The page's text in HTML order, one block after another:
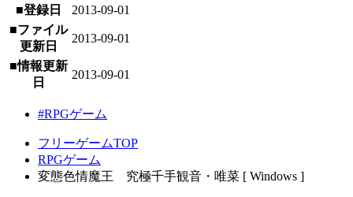
■登録日
2013-09-01
■ファイル
更新日
2013-09-01
■情報更新
日
2013-09-01
#RPGゲーム
フリーゲームTOP
RPGゲーム
変態色情魔王 究極千手観音・唯菜 [ Windows ]